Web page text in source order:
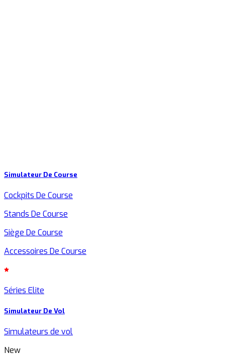
Simulateur De Course
Cockpits De Course
Stands De Course
Siège De Course
Accessoires De Course
Séries Elite
Simulateur De Vol
Simulateurs de vol
New